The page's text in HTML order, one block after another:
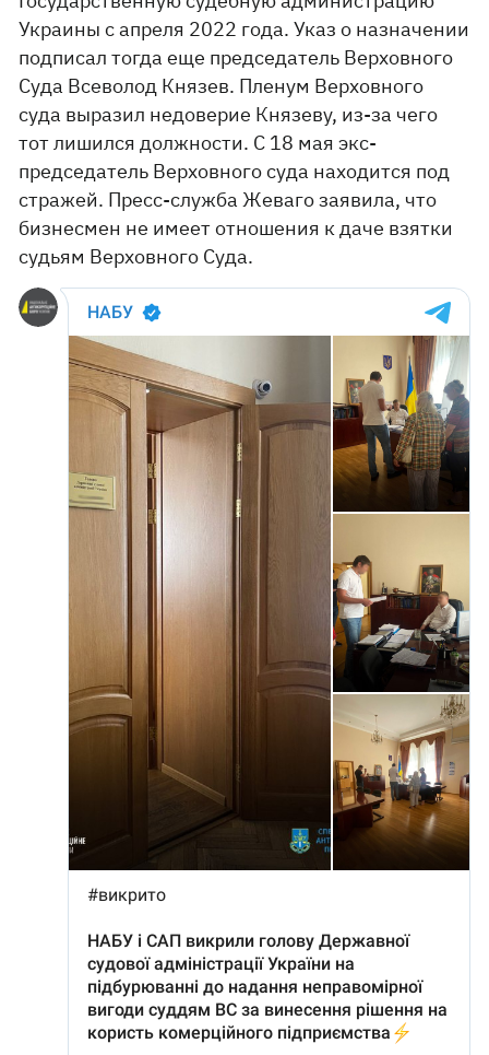
Украины с апреля 2022 года. Указ о назначении
подписал тогда еще председатель Верховного
Суда Всеволод Князев. Пленум Верховного
суда выразил недоверие Князеву, из-за чего
тот лишился должности. С 18 мая экс-
председатель Верховного суда находится под
стражей. Пресс-служба Жеваго заявила, что
бизнесмен не имеет отношения к даче взятки
судьям Верховного Суда.